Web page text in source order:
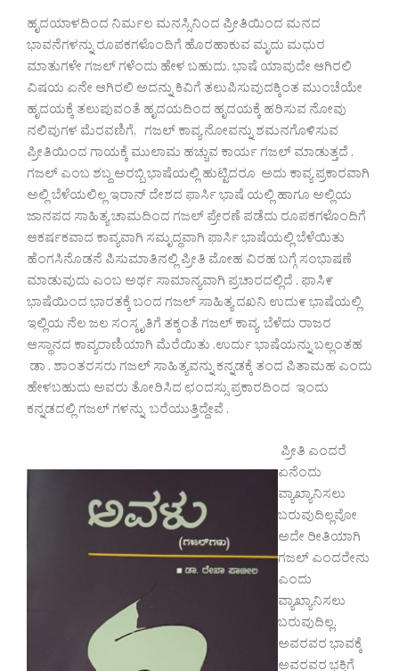
ಹೃದಯಾಳದಿಂದ ನಿರ್ಮಲ ಮನಸ್ಸಿನಿಂದ ಪ್ರೀತಿಯಿಂದ ಮನದ
ಭಾವನೆಗಳನ್ನು ರೂಪಕಗಳೊಂದಿಗೆ ಹೊರಹಾಕುವ ಮೃದು ಮಧುರ
ಮಾತುಗಳೇ ಗಜಲ್ ಗಳೆಂದು ಹೇಳ ಬಹುದು. ಭಾಷೆ ಯಾವುದೇ ಆಗಿರಲಿ
ವಿಷಯ ಏನೇ ಆಗಿರಲಿ ಅದನ್ನು ಕಿವಿಗೆ ತಲುಪಿಸುವುದಕ್ಕಿಂತ ಮುಂಚೆಯೇ
ಹೃದಯಕ್ಕೆ ತಲುಪುವಂತೆ ಹೃದಯದಿಂದ ಹೃದಯಕ್ಕೆ ಹರಿಸುವ ನೋವು
ನಲಿವುಗಳ ಮೆರವಣಿಗೆ, ಗಜಲ್ ಕಾವ್ಯ ನೋವನ್ನು ಶಮನಗೊಳಿಸುವ
ಪ್ರೀತಿಯಿಂದ ಗಾಯಕ್ಕೆ ಮುಲಾಮ ಹಚ್ಚುವ ಕಾರ್ಯ ಗಜಲ್ ಮಾಡುತ್ತದೆ .
ಗಜಲ್ ಎಂಬ ಶಬ್ದ ಅರಬ್ಬಿ ಭಾಷೆಯಲ್ಲಿ ಹುಟ್ಟಿದರೂ ಅದು ಕಾವ್ಯ ಪ್ರಕಾರವಾಗಿ
ಅಲ್ಲಿ ಬೆಳೆಯಲಿಲ್ಲ ಇರಾನ್ ದೇಶದ ಫಾರ್ಸಿ ಭಾಷೆ ಯಲ್ಲಿ ಹಾಗೂ ಅಲ್ಲಿಯ
ಜಾನಪದ ಸಾಹಿತ್ಯ ಚಾಮದಿಂದ ಗಜಲ್ ಪ್ರೇರಣೆ ಪಡೆದು ರೂಪಕಗಳೊಂದಿಗೆ
ಆಕರ್ಷಕವಾದ ಕಾವ್ಯವಾಗಿ ಸಮೃದ್ಧವಾಗಿ ಫಾರ್ಸಿ ಭಾಷೆಯಲ್ಲಿ ಬೆಳೆಯಿತು
ಹೆಂಗಸಿನೊಡನೆ ಪಿಸುಮಾತಿನಲ್ಲಿ ಪ್ರೀತಿ ಮೋಹ ವಿರಹ ಬಗ್ಗೆ ಸಂಭಾಷಣೆ
ಮಾಡುವುದು ಎಂಬ ಅರ್ಥ ಸಾಮಾನ್ಯವಾಗಿ ಪ್ರಚಾರದಲ್ಲಿದೆ . ಫಾಸಿ೯
ಭಾಷೆಯಿಂದ ಭಾರತಕ್ಕೆ ಬಂದ ಗಜಲ್ ಸಾಹಿತ್ಯ ದಖನಿ ಉದು೯ ಭಾಷೆಯಲ್ಲಿ
ಇಲ್ಲಿಯ ನೆಲ ಜಲ ಸಂಸ್ಕೃತಿಗೆ ತಕ್ಕಂತೆ ಗಜಲ್ ಕಾವ್ಯ ಬೆಳೆದು ರಾಜರ
ಆಸ್ಥಾನದ ಕಾವ್ಯರಾಣಿಯಾಗಿ ಮೆರೆಯಿತು .ಉರ್ದು ಭಾಷೆಯನ್ನು ಬಲ್ಲಂತಹ
ಡಾ . ಶಾಂತರಸರು ಗಜಲ್ ಸಾಹಿತ್ಯವನ್ನು ಕನ್ನಡಕ್ಕೆ ತಂದ ಪಿತಾಮಹ ಎಂದು
ಹೇಳಬಹುದು ಅವರು ತೋರಿಸಿದ ಛಂದಸ್ಸು ಪ್ರಕಾರದಿಂದ ಇಂದು
ಕನ್ನಡದಲ್ಲಿ ಗಜಲ್ ಗಳನ್ನು ಬರೆಯುತ್ತಿದ್ದೇವೆ .
ಪ್ರೀತಿ ಎಂದರೆ
ಏನೆಂದು
ವ್ಯಾಖ್ಯಾನಿಸಲು
ಬರುವುದಿಲ್ಲವೋ
ಅದೇ ರೀತಿಯಾಗಿ
ಗಜಲ್ ಎಂದರೇನು
ಎಂದು
ವ್ಯಾಖ್ಯಾನಿಸಲು
ಬರುವುದಿಲ್ಲ.
ಅವರವರ ಭಾವಕ್ಕೆ